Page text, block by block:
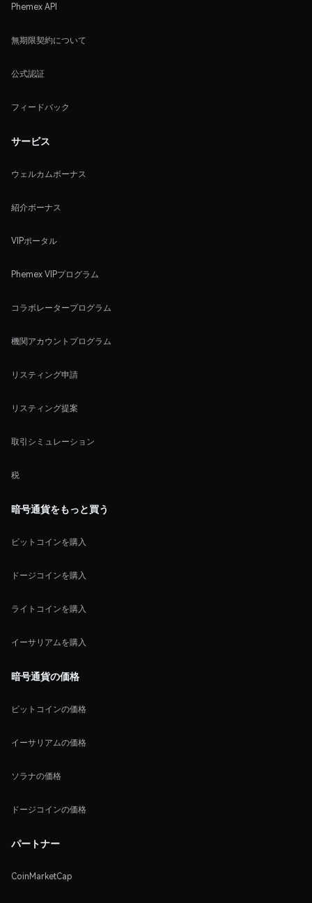
Phemex API
無期限契約について
公式認証
フィードバック
サービス
ウェルカムボーナス
紹介ボーナス
VIPポータル
Phemex VIPプログラム
コラボレータープログラム
機関アカウントプログラム
リスティング申請
リスティング提案
取引シミュレーション
税
暗号通貨をもっと買う
ビットコインを購入
ドージコインを購入
ライトコインを購入
イーサリアムを購入
暗号通貨の価格
ビットコインの価格
イーサリアムの価格
ソラナの価格
ドージコインの価格
パートナー
CoinMarketCap